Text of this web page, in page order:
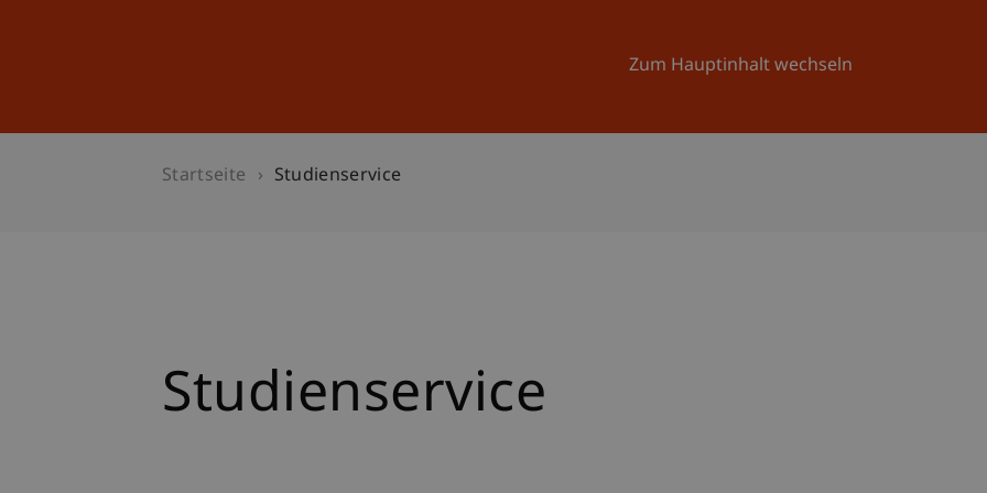
Zum Hauptinhalt wechseln
Universität Aktuelles
Startseite Studienservice
Studienservice